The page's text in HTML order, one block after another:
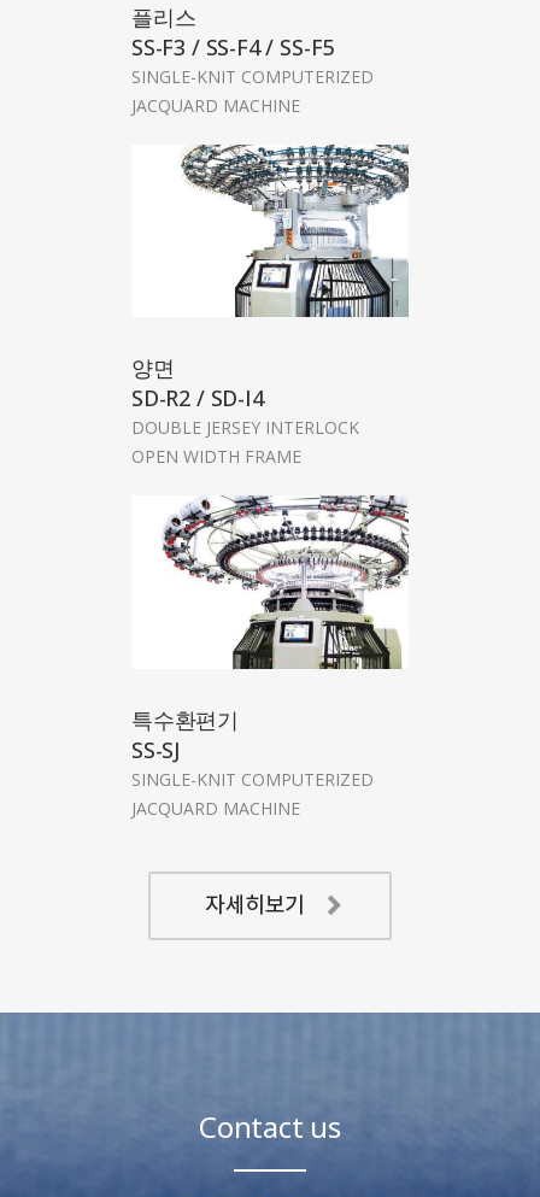
플리스
SS-F3 / SS-F4 / SS-F5
SINGLE-KNIT COMPUTERIZED
JACQUARD MACHINE
양면
SD-R2 / SD-I4
DOUBLE JERSEY INTERLOCK
OPEN WIDTH FRAME
특수환편기
SS-SJ
SINGLE-KNIT COMPUTERIZED
JACQUARD MACHINE
Contact us